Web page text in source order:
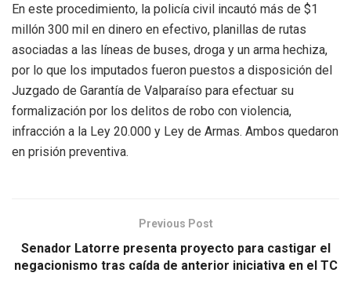
En este procedimiento, la policía civil incautó más de $1
millón 300 mil en dinero en efectivo, planillas de rutas
asociadas a las líneas de buses, droga y un arma hechiza,
por lo que los imputados fueron puestos a disposición del
Juzgado de Garantía de Valparaíso para efectuar su
formalización por los delitos de robo con violencia,
infracción a la Ley 20.000 y Ley de Armas. Ambos quedaron
en prisión preventiva.
Previous Post
Senador Latorre presenta proyecto para castigar el
negacionismo tras caída de anterior iniciativa en el TC